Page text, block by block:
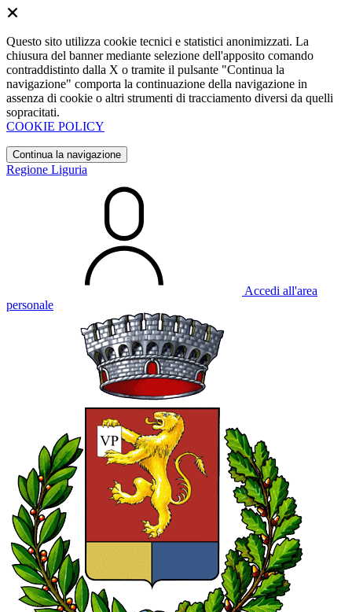
Questo sito utilizza cookie tecnici e statistici anonimizzati. La
chiusura del banner mediante selezione dell'apposito comando
contraddistinto dalla X o tramite il pulsante "Continua la
navigazione" comporta la continuazione della navigazione in
assenza di cookie o altri strumenti di tracciamento diversi da quelli
sopracitati.
COOKIE POLICY
Continua la navigazione
Regione Liguria
Accedi all'area
personale